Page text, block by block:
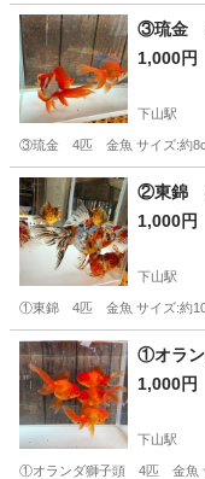
京都 京都市 丹波口駅
③琉金
1,000円
下山駅
③琉金 4匹 金魚 サイズ:約8cm
京都 船井郡 下山駅
②東錦
1,000円
下山駅
①東錦 4匹 金魚 サイズ:約
京都 船井郡 下山駅
①オラ
1,000円
下山駅
①オランダ獅子頭 4匹 金魚 サ